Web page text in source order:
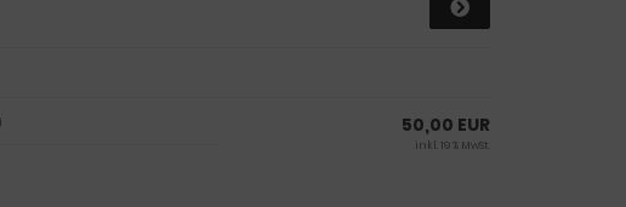
50,00 EUR
inkl. 19 % MwSt.